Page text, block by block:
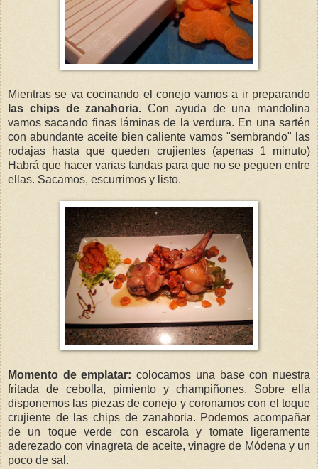
Mientras se va cocinando el conejo vamos a ir preparando
las chips de zanahoria. Con ayuda de una mandolina
vamos sacando finas láminas de la verdura. En una sartén
con abundante aceite bien caliente vamos "sembrando" las
rodajas hasta que queden crujientes (apenas 1 minuto)
Habrá que hacer varias tandas para que no se peguen entre
ellas. Sacamos, escurrimos y listo.
Momento de emplatar: colocamos una base con nuestra
fritada de cebolla, pimiento y champiñones. Sobre ella
disponemos las piezas de conejo y coronamos con el toque
crujiente de las chips de zanahoria. Podemos acompañar
de un toque verde con escarola y tomate ligeramente
aderezado con vinagreta de aceite, vinagre de Módena y un
poco de sal.